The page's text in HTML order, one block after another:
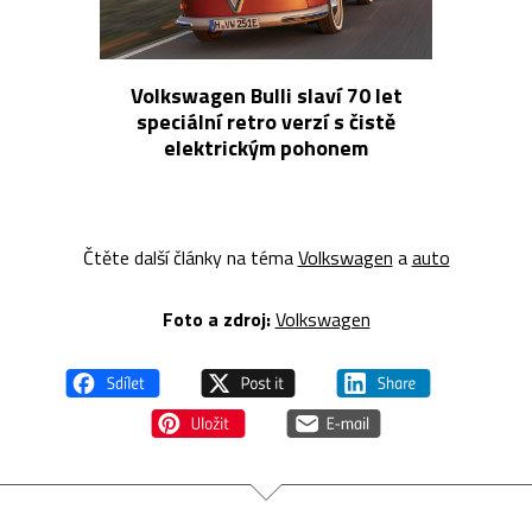
Volkswagen Bulli slaví 70 let
speciální retro verzí s čistě
elektrickým pohonem
Čtěte další články na témaVolkswagen aauto
Foto a zdroj:Volkswagen